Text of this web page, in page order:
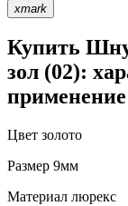
xmark
Купить
зол (02):
применение
Цвет золото
Размер 9мм
Материал люрекс